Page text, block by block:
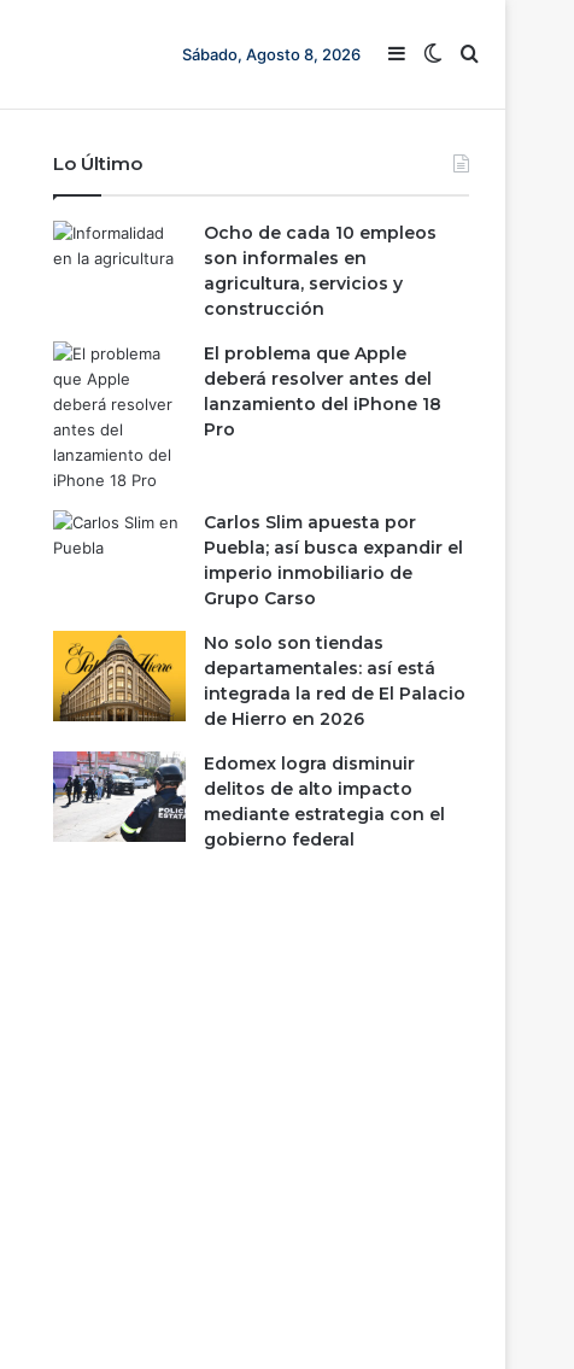
Sábado, Agosto 8, 2026 Barra lateral
Switch skin
Buscar
Lo Último
Ocho de cada 10 empleos
son informales en
agricultura, servicios y
construcción
El problema que Apple
deberá resolver antes del
lanzamiento del iPhone 18
Pro
Carlos Slim apuesta por
Puebla; así busca expandir el
imperio inmobiliario de
Grupo Carso
No solo son tiendas
departamentales: así está
integrada la red de El Palacio
de Hierro en 2026
Edomex logra disminuir
delitos de alto impacto
mediante estrategia con el
gobierno federal